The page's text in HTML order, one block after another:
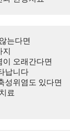
는다면
오래간다면
납니다
성위염도 있다면
료